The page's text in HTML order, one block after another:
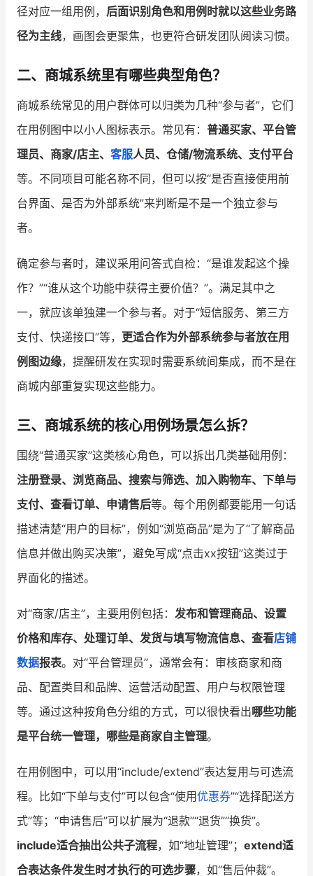
径对应一组用例， 后面识别角色和用例时就以这些业务路
径为主线，画图会更聚焦，也更符合研发团队阅读习惯。
二、商城系统里有哪些典型角色？
商城系统常见的用户群体可以归类为几种“参与者”，它们
在用例图中以小人图标表示。常见有： 普通买家、平台管
理员、商家/店主、 客服人员、仓储/物流系统、支付平台
等。不同项目可能名称不同，但可以按“是否直接使用前
台界面、是否为外部系统”来判断是不是一个独立参与
者。
确定参与者时，建议采用问答式自检：“是谁发起这个操
作？”“谁从这个功能中获得主要价值？”。满足其中之
一，就应该单独建一个参与者。对于“短信服务、第三方
支付、快递接口”等， 更适合作为外部系统参与者放在用
例图边缘，提醒研发在实现时需要系统间集成，而不是在
商城内部重复实现这些能力。
三、商城系统的核心用例场景怎么拆？
围绕“普通买家”这类核心角色，可以拆出几类基础用例：
注册登录、浏览商品、搜索与筛选、加入购物车、下单与
支付、查看订单、申请售后等。每个用例都要能用一句话
描述清楚“用户的目标”，例如“浏览商品”是为了“了解商品
信息并做出购买决策”，避免写成“点击xx按钮”这类过于
界面化的描述。
对“商家/店主”，主要用例包括： 发布和管理商品、设置
价格和库存、处理订单、发货与填写物流信息、查看店铺
数据报表。对“平台管理员”，通常会有：审核商家和商
品、配置类目和品牌、运营活动配置、用户与权限管理
等。通过这种按角色分组的方式，可以很快看出哪些功能
是平台统一管理，哪些是商家自主管理。
在用例图中，可以用“include/extend”表达复用与可选流
程。比如“下单与支付”可以包含“使用优惠券”“选择配送方
式”等；“申请售后”可以扩展为“退款”“退货”“换货”。
include适合抽出公共子流程，如“地址管理”； extend适
合表达条件发生时才执行的可选步骤，如“售后仲裁”。